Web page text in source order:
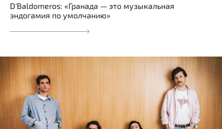
D'Baldomeros: «Гранада — это музыкальная
эндогамия по умолчанию»